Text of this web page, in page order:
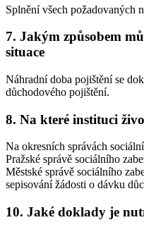
Splnění všech požadovaných
7. Jakým způsobem
situace
Náhradní doba pojištění se
důchodového pojištění.
8. Na které instituci
Na okresních správách
Pražské správě sociálního
Městské správě sociálního
sepisování žádosti o dávku
10. Jaké doklady je